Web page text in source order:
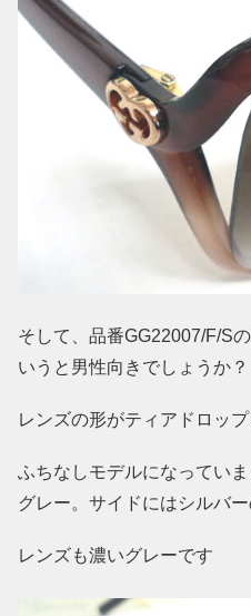
そして、品番GG22007/F/S
いうと男性向きでしょうか？
レンズの形がティアドロップ
ふちなしモデルになってい
グレー。サイドにはシルバ
レンズも濃いグレーです